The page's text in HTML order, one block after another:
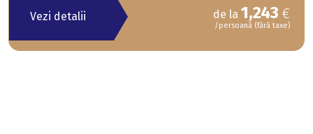
Vezi detalii de la 1,243 €
/persoană (fără taxe)